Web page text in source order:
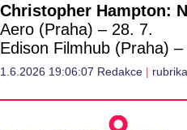
Christopher Hampton:
Aero (Praha) – 28. 7.
Edison Filmhub (Praha) –
1.6.2026 19:06:07 Redakce |